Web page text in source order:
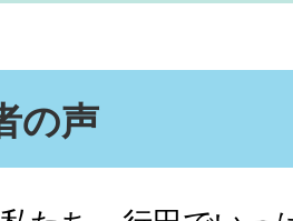
の声